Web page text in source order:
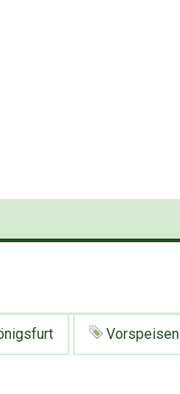
Vorspeisen